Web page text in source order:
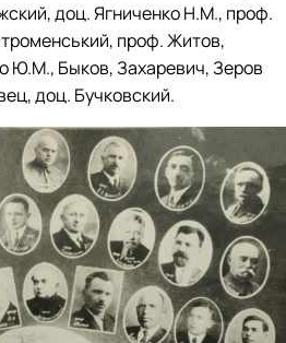
доц. Ягниченко Н.М., проф.
проф. Житов,
Ю.М., Быков, Захаревич, Зеров
доц. Бучковский.